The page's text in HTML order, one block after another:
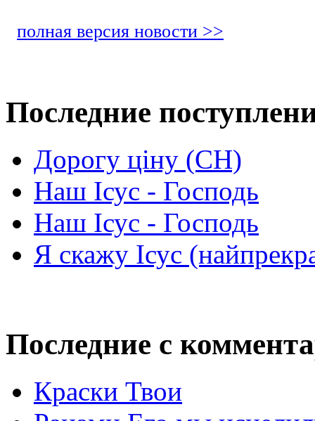
полная версия новости >>
Последние
Дорогу ціну (СН)
Наш Ісус - Господь
Наш Ісус - Господь
Я скажу Ісус
Последние с
Краски Твои